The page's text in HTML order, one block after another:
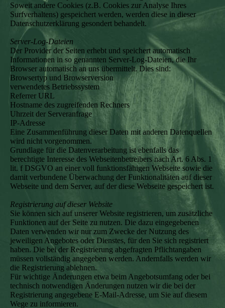
Soweit andere Cookies (z.B. Cookies zur Analyse Ihres
Surfverhaltens) gespeichert werden, werden diese in dieser
Datenschutzerklärung gesondert behandelt.
Server-Log-Dateien
Der Provider der Seiten erhebt und speichert automatisch
Informationen in so genannten Server-Log-Dateien, die Ihr
Browser automatisch an uns übermittelt. Dies sind:
Browsertyp und Browserversion
verwendetes Betriebssystem
Referrer URL
Hostname des zugreifenden Rechners
Uhrzeit der Serveranfrage
IP-Adresse
Eine Zusammenführung dieser Daten mit anderen Datenquellen
wird nicht vorgenommen.
Grundlage für die Datenverarbeitung ist ebenfalls das
berechtigte Interesse des Webseitenbetreibers nach Art. 6 Abs. 1
lit. f DSGVO an einer voll funktionsfähigen Webseite sowie die
damit verbundene Überwachung der Funktionalitäten auf dieser
Webseite und dem Server, auf der diese Webseite gespeichert ist.
Registrierung auf dieser Website
Sie können sich auf unserer Website registrieren, um zusätzliche
Funktionen auf der Seite zu nutzen. Die dazu eingegebenen
Daten verwenden wir nur zum Zwecke der Nutzung des
jeweiligen Angebotes oder Dienstes, für den Sie sich registriert
haben. Die bei der Registrierung abgefragten Pflichtangaben
müssen vollständig angegeben werden. Andernfalls werden wir
die Registrierung ablehnen.
Für wichtige Änderungen etwa beim Angebotsumfang oder bei
technisch notwendigen Änderungen nutzen wir die bei der
Registrierung angegebene E-Mail-Adresse, um Sie auf diesem
Wege zu informieren.